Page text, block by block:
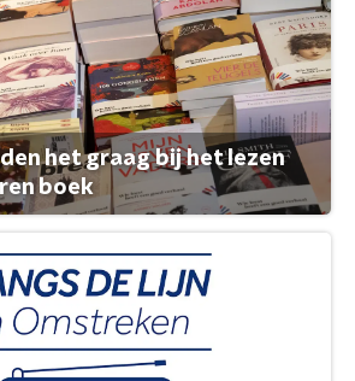
het graag bij het lezen
boek